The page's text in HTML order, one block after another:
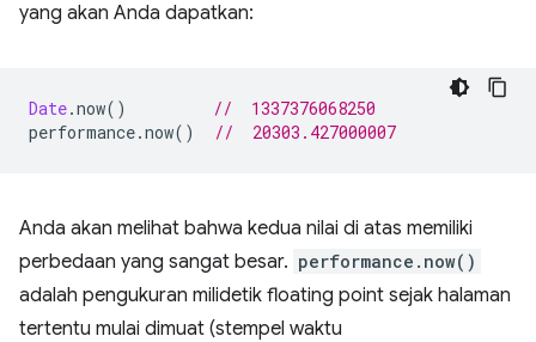
yang akan Anda dapatkan:
Date.now()
//  1337376068250
performance.now() //  20303.427000007
Anda akan melihat bahwa kedua nilai di atas memiliki
perbedaan yang sangat besar. performance.now()
adalah pengukuran milidetik floating point sejak halaman
tertentu mulai dimuat (stempel waktu